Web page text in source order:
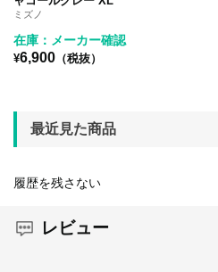
ミズノ
在庫：メーカー確認
¥6,900 （税抜）
最近見た商品
履歴を残さない
レビュー